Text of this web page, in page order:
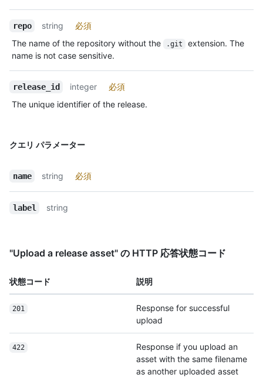
repo string
必須
The name of the repository without the
.git
extension. The
name is not case sensitive.
release_id integer
必須
The unique identifier of the release.
クエリ パラメーター
name string 必須
label string
"Upload a release asset" の HTTP 応答状態コード
状態コード 説明
201
Response for successful
upload
422
Response if you upload an
asset with the same filename
as another uploaded asset